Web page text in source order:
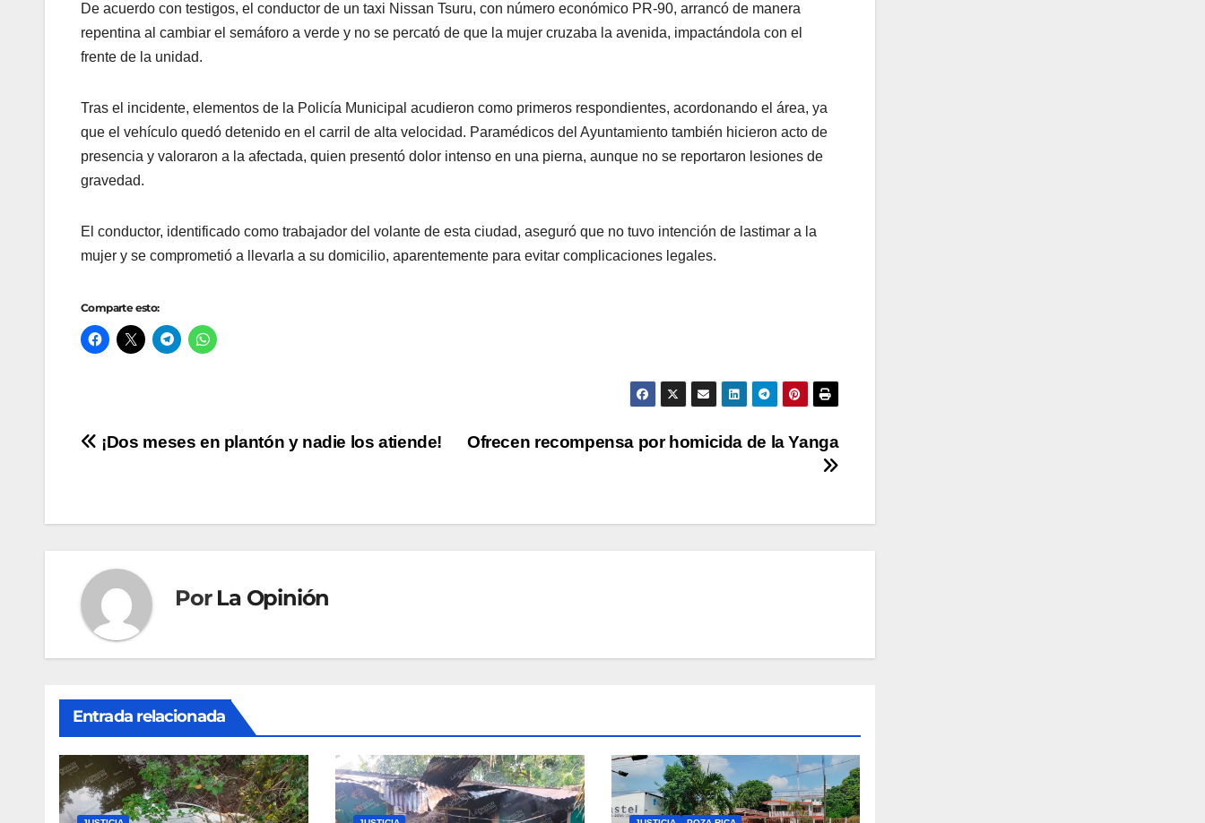
De acuerdo con testigos, el conductor de un taxi Nissan Tsuru, con número económico PR-90, arrancó de manera
repentina al cambiar el semáforo a verde y no se percató de que la mujer cruzaba la avenida, impactándola con el
frente de la unidad.
Tras el incidente, elementos de la Policía Municipal acudieron como primeros respondientes, acordonando el área, ya
que el vehículo quedó detenido en el carril de alta velocidad. Paramédicos del Ayuntamiento también hicieron acto de
presencia y valoraron a la afectada, quien presentó dolor intenso en una pierna, aunque no se reportaron lesiones de
gravedad.
El conductor, identificado como trabajador del volante de esta ciudad, aseguró que no tuvo intención de lastimar a la
mujer y se comprometió a llevarla a su domicilio, aparentemente para evitar complicaciones legales.
Comparte esto:
Navegación
entradas
Ofrecen recompensa por homicida de la Yanga
¡Dos meses en plantón y nadie los atiende!
Por La Opinión
Entrada relacionada